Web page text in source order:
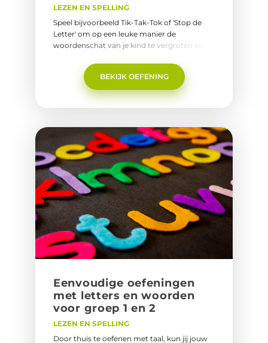
LEZEN EN SPELLING
Speel bijvoorbeeld Tik-Tak-Tok of 'Stop de
Letter' om op een leuke manier de
woordenschat van je kind te vergroten en
moeilijkheidsgraad aan.&nbsp;Naar Spelen
met Woorden en letters.
BEKIJK OEFENING
Een­vou­di­ge oe­fe­nin­gen
met let­ters en woor­den
voor groep 1 en 2
LEZEN EN SPELLING
Door thuis te oefenen met taal, kun jij jouw